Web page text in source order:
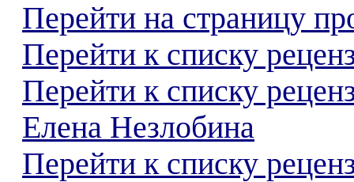
Перейти на страницу
Перейти к списку
Перейти к списку
Елена Незлобина
Перейти к списку